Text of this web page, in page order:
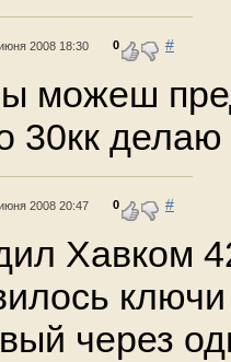
2008 18:30 0 #
можеш
30кк
2008 20:47 0 #
Хавком
через